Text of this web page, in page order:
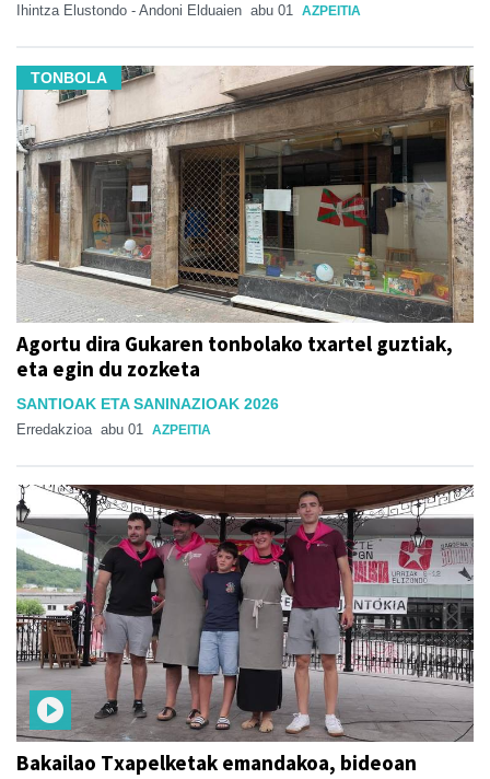
Ihintza Elustondo - Andoni Elduaien abu 01 AZPEITIA
TONBOLA
Agortu dira Gukaren tonbolako txartel guztiak,
eta egin du zozketa
SANTIOAK ETA SANINAZIOAK 2026
Erredakzioa abu 01 AZPEITIA
Bakailao Txapelketak emandakoa, bideoan